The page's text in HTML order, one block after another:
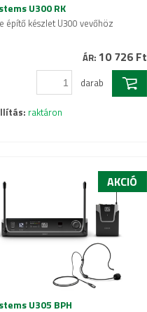
U300 RK
építő készlet U300 vevőhöz
ÁR: 10 726 Ft
darab
raktáron
AKCIÓ
U305 BPH